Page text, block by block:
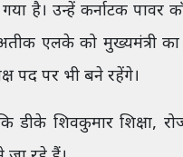
है। उन्हें कर्नाटक पावर
एलके को मुख्यमंत्री का
पद पर भी बने रहेंगे।
शिवकुमार शिक्षा,